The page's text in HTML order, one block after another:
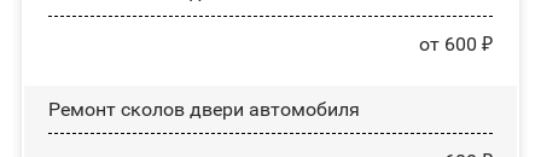
от 600 ₽
Ремонт сколов двери автомобиля